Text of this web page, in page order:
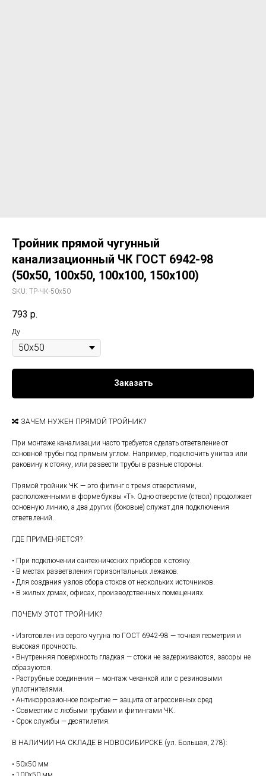
Тройник прямой чугунный
канализационный ЧК ГОСТ 6942-98
(50х50, 100х50, 100х100, 150х100)
SKU: ТР-ЧК-50х50
793 р.
Ду
Заказать
🔀 ЗАЧЕМ НУЖЕН ПРЯМОЙ ТРОЙНИК?
При монтаже канализации часто требуется сделать ответвление от
основной трубы под прямым углом. Например, подключить унитаз или
раковину к стояку, или развести трубы в разные стороны.
Прямой тройник ЧК — это фитинг с тремя отверстиями,
расположенными в форме буквы «Т». Одно отверстие (ствол) продолжает
основную линию, а два других (боковые) служат для подключения
ответвлений.
ГДЕ ПРИМЕНЯЕТСЯ?
• При подключении сантехнических приборов к стояку.
• В местах разветвления горизонтальных лежаков.
• Для создания узлов сбора стоков от нескольких источников.
• В жилых домах, офисах, производственных помещениях.
ПОЧЕМУ ЭТОТ ТРОЙНИК?
• Изготовлен из серого чугуна по ГОСТ 6942-98 — точная геометрия и
высокая прочность.
• Внутренняя поверхность гладкая — стоки не задерживаются, засоры не
образуются.
• Раструбные соединения — монтаж чеканкой или с резиновыми
уплотнителями.
• Антикоррозионное покрытие — защита от агрессивных сред.
• Совместим с любыми трубами и фитингами ЧК.
• Срок службы — десятилетия.
В НАЛИЧИИ НА СКЛАДЕ В НОВОСИБИРСКЕ (ул. Большая, 278):
• 50х50 мм